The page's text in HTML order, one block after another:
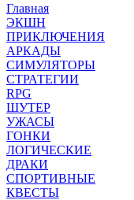
Главная
ЭКШН
ПРИКЛЮЧЕНИЯ
АРКАДЫ
СИМУЛЯТОРЫ
СТРАТЕГИИ
RPG
ШУТЕР
УЖАСЫ
ГОНКИ
ЛОГИЧЕСКИЕ
ДРАКИ
СПОРТИВНЫЕ
КВЕСТЫ